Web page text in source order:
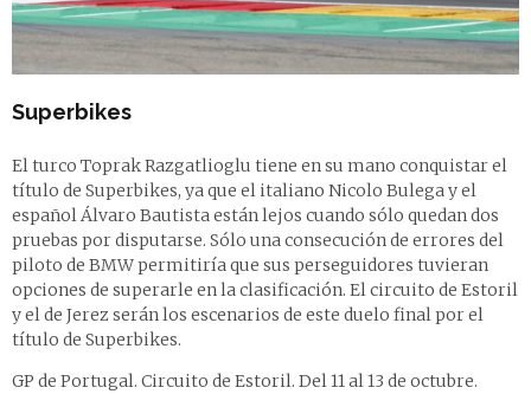
Superbikes
El turco Toprak Razgatlioglu tiene en su mano conquistar el
título de Superbikes, ya que el italiano Nicolo Bulega y el
español Álvaro Bautista están lejos cuando sólo quedan dos
pruebas por disputarse. Sólo una consecución de errores del
piloto de BMW permitiría que sus perseguidores tuvieran
opciones de superarle en la clasificación. El circuito de Estoril
y el de Jerez serán los escenarios de este duelo final por el
título de Superbikes.
GP de Portugal. Circuito de Estoril. Del 11 al 13 de octubre.